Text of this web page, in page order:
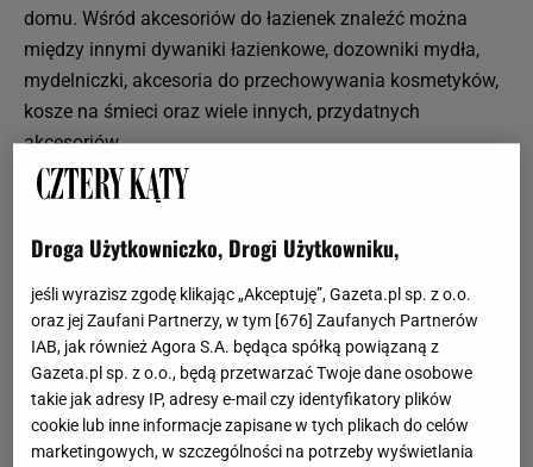
domu. Wśród akcesoriów do łazienek znaleźć można
między innymi dywaniki łazienkowe, dozowniki mydła,
mydelniczki, akcesoria do przechowywania kosmetyków,
kosze na śmieci oraz wiele innych, przydatnych
akcesoriów.
Jeśli szukacie akcesoriów łazienkowych, powinniście jak
najczęściej zaglądać na naszą stronę. W dziale Akcesoria
znajdziecie wiele przykładowych akcesoriów do łazienek,
dostępnych w ofertach dobrze znanych wam sklepów z
wyposażeniem i dodatkami do wnętrz.
Akcesoria: akcesoria kuchenne
Innym rodzajem akcesoriów domowych, po które często
sięgamy, są akcesoria kuchenne. Te akcesoria mają być
przede wszystkim funkcjonalne, aby gotowanie w kuchni
Droga Użytkowniczko, Drogi Użytkowniku,
jeśli wyrazisz zgodę klikając „Akceptuję”, Gazeta.pl sp. z o.o.
oraz jej Zaufani Partnerzy, w tym [ 676 ] Zaufanych Partnerów
IAB, jak również Agora S.A. będąca spółką powiązaną z
Gazeta.pl sp. z o.o., będą przetwarzać Twoje dane osobowe
takie jak adresy IP, adresy e-mail czy identyfikatory plików
cookie lub inne informacje zapisane w tych plikach do celów
marketingowych, w szczególności na potrzeby wyświetlania